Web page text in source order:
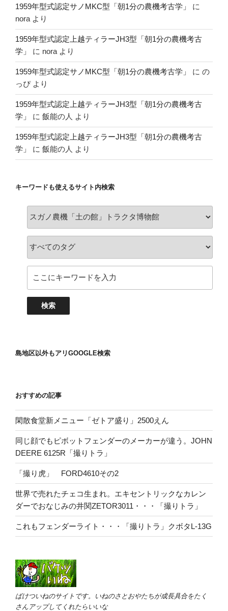
の
1959年型式認定サノMKC型「朝1分の農機考古学」
に
nora より
1959年型式認定上越ティラーJH3型「朝1分の農機考古
学」
に nora より
1959年型式認定サノMKC型「朝1分の農機考古学」 に の
っぴより
1959年型式認定上越ティラーJH3型「朝1分の農機考古
学」
に 飯能の人 より
1959年型式認定上越ティラーJH3型「朝1分の農機考古
学」
に 飯能の人 より
キーワードも使えるサイト内検索
島地区以外もアリGOOGLE検索
おすすめの記事
閑散食堂新メニュー「ゼトア盛り」2500えん
同じ顔でもピボットフェンダーのメーカーが違う。JOHN
DEERE 6125R「撮りトラ」
「撮り虎」 FORD4610その2
世界で売れたチェコ生まれ。エキセントリックなカレン
ダーでおなじみの井関ZETOR3011・・・「撮りトラ」
これもフェンダーライト・・・「撮りトラ」クボタL-13G
ばけついねのサイトです。いねのさとおやたちが成長具合をたく
さんアップしてくれたらいいな